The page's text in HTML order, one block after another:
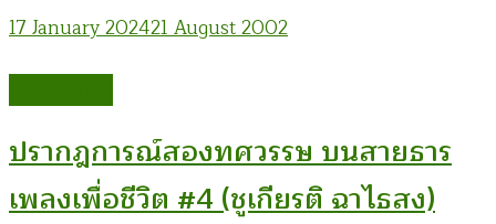
17 January 202421 August 2002
ปรากฎการณ์สองทศวรรษ บนสายธาร
เพลงเพื่อชีวิต #4 (ชูเกียรติ ฉาไธสง)